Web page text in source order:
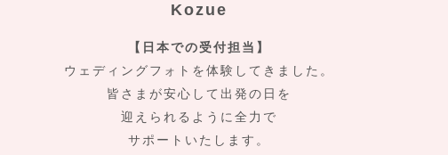
Kozue
【日本での受付担当】
ウェディングフォトを体験してきました。
皆さまが安心して出発の日を
迎えられるように全力で
サポートいたします。